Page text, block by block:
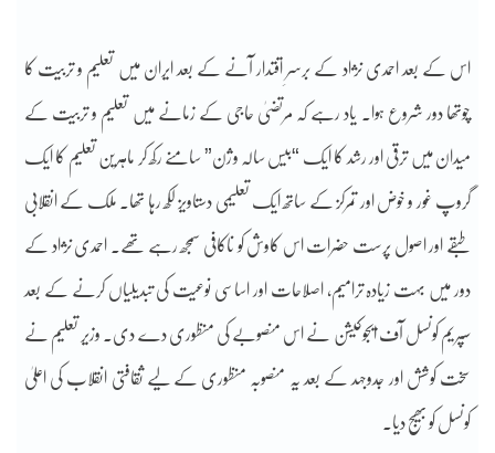
اس کے بعد احمدی نژاد کے برسرِ اقتدار آنے کے بعد ایران میں تعلیم و تربیت کا
چوتھا دور شروع ہوا۔ یاد رہے کہ مرتضیٰ حاجی کے زمانے میں تعلیم و تربیت کے
میدان میں ترقی اور رشد کا ایک “بیس سالہ وژن” سامنے رکھ کر ماہرین تعلیم کا ایک
گروپ غور و خوض اور تمرکز کے ساتھ ایک تعلیمی دستاویز لکھ رہا تھا۔ ملک کے انقلابی
طبقے اور اصول پرست حضرات اس کاوش کو ناکافی سمجھ رہے تھے۔ احمدی نژاد کے
دور میں بہت زیادہ ترامیم، اصلاحات اور اساسی نوعیت کی تبدیلیاں کرنے کے بعد
سپریم کونسل آف ایجوکیشن نے اس منصوبے کی منظوری دے دی۔ وزیر تعلیم نے
سخت کوشش اور جدوجہد کے بعد یہ منصوبہ منظوری کے لیے ثقافتی انقلاب کی اعلیٰ
کونسل کو بھیج دیا۔